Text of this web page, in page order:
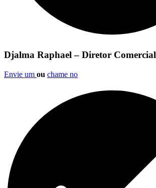
Djalma Raphael – Diretor Comercial
Envie um ou chame no